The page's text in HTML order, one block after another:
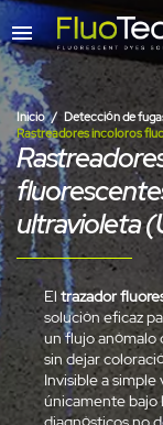
Inicio
Detección de
Rastreadores incoloros
ultravioleta
El trazador
solución eficaz
un flujo anómalo
sin dejar
Invisible a simple
únicamente bajo